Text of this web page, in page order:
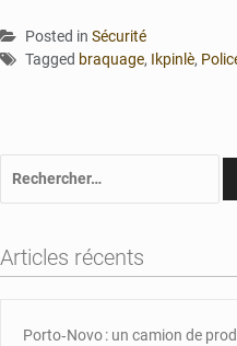
Posted in Sécurité
Tagged braquage, Ikpinlè,
Articles récents
Porto‑Novo : un camion de